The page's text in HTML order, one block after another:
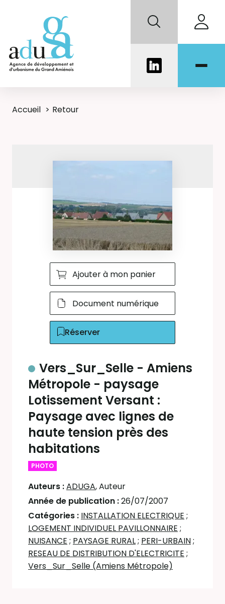
Accueil Retour
Ajouter à mon panier
Document numérique
Réserver
Vers_Sur_Selle - Amiens
Métropole - paysage
Lotissement Versant :
Paysage avec lignes de
haute tension près des
habitations
PHOTO
Auteurs :ADUGA, Auteur
Année de publication :26/07/2007
Catégories : INSTALLATION ELECTRIQUE ;
LOGEMENT INDIVIDUEL PAVILLONNAIRE ;
NUISANCE ; PAYSAGE RURAL; PERI-URBAIN;
RESEAU DE DISTRIBUTION D'ELECTRICITE ;
Vers_Sur_Selle (Amiens Métropole)